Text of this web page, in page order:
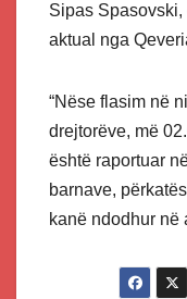
Sipas
aktual nga
“Nëse flasim në
drejtorëve, më
është raportuar
barnave,
kanë ndodhur në